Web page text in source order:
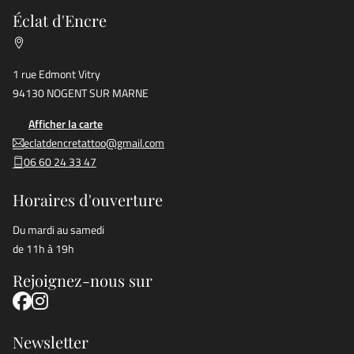
Éclat d'Encre
1 rue Edmont Vitry
94130 NOGENT SUR MARNE
Afficher la carte
eclatdencretattoo@gmail.com
06 60 24 33 47
Horaires d'ouverture
Du mardi au samedi
de 11h à 19h
Rejoignez-nous sur
Newsletter